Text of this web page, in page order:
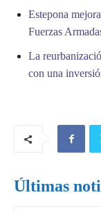
Estepona
Fuerzas
La
con una
Últimas